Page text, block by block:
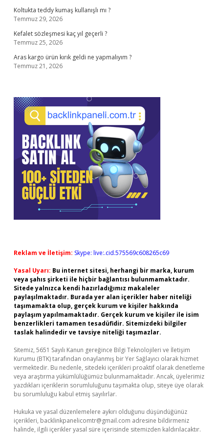
Koltukta teddy kumaş kullanışlı mı ?
Temmuz 29, 2026
Kefalet sözleşmesi kaç yıl geçerli ?
Temmuz 25, 2026
Aras kargo ürün kırık geldi ne yapmalıyım ?
Temmuz 21, 2026
Reklam ve İletişim: Skype: live:.cid.575569c608265c69
Yasal Uyarı: Bu internet sitesi, herhangi bir marka, kurum
veya şahıs şirketi ile hiçbir bağlantısı bulunmamaktadır.
Sitede yalnızca kendi hazırladığımız makaleler
paylaşılmaktadır. Burada yer alan içerikler haber niteliği
taşımamakta olup, gerçek kurum ve kişiler hakkında
paylaşım yapılmamaktadır. Gerçek kurum ve kişiler ile isim
benzerlikleri tamamen tesadüfidir. Sitemizdeki bilgiler
taslak halindedir ve tavsiye niteliği taşımazlar.
Sitemiz, 5651 Sayılı Kanun gereğince Bilgi Teknolojileri ve İletişim
Kurumu (BTK) tarafından onaylanmış bir Yer Sağlayıcı olarak hizmet
vermektedir. Bu nedenle, sitedeki içerikleri proaktif olarak denetleme
veya araştırma yükümlülüğümüz bulunmamaktadır. Ancak, üyelerimiz
yazdıkları içeriklerin sorumluluğunu taşımakta olup, siteye üye olarak
bu sorumluluğu kabul etmiş sayılırlar.
Hukuka ve yasal düzenlemelere aykırı olduğunu düşündüğünüz
içerikleri, backlinkpanelicomtr@gmail.com adresine bildirmeniz
halinde, ilgili içerikler yasal süre içerisinde sitemizden kaldırılacaktır.